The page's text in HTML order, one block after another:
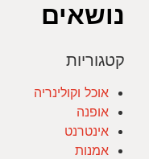
נושאים
קטגוריות
אוכל וקולינריה
אופנה
אינטרנט
אמנות